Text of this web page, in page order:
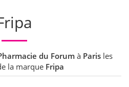
du Forum à Paris les
la marque Fripa